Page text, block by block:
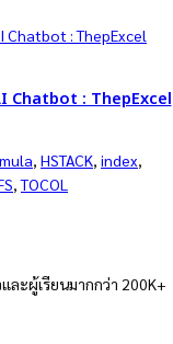
Chatbot : ThepExcel
, HSTACK, index
, TOCOL
ละผู้เรียนมากกว่า 200K+